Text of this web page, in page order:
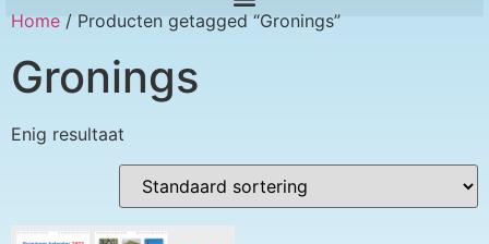
Home / Producten getagged “Gronings”
Gronings
Enig resultaat